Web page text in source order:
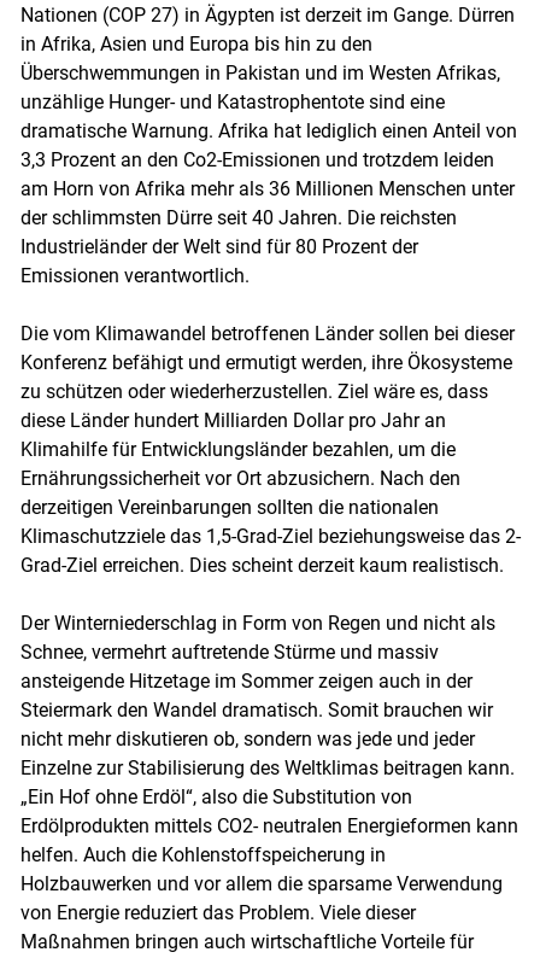
Skip to main content
Nationen (COP 27) in Ägypten ist derzeit im Gange. Dürren
in Afrika, Asien und Europa bis hin zu den
Überschwemmungen in Pakistan und im Westen Afrikas,
unzählige Hunger- und Katastrophentote sind eine
dramatische Warnung. Afrika hat lediglich einen Anteil von
3,3 Prozent an den Co2-Emissionen und trotzdem leiden
am Horn von Afrika mehr als 36 Millionen Menschen unter
der schlimmsten Dürre seit 40 Jahren. Die reichsten
Industrieländer der Welt sind für 80 Prozent der
Emissionen verantwortlich.
Die vom Klimawandel betroffenen Länder sollen bei dieser
Konferenz befähigt und ermutigt werden, ihre Ökosysteme
zu schützen oder wiederherzustellen. Ziel wäre es, dass
diese Länder hundert Milliarden Dollar pro Jahr an
Klimahilfe für Entwicklungsländer bezahlen, um die
Ernährungssicherheit vor Ort abzusichern. Nach den
derzeitigen Vereinbarungen sollten die nationalen
Klimaschutzziele das 1,5-Grad-Ziel beziehungsweise das 2-
Grad-Ziel erreichen. Dies scheint derzeit kaum realistisch.
Der Winterniederschlag in Form von Regen und nicht als
Schnee, vermehrt auftretende Stürme und massiv
ansteigende Hitzetage im Sommer zeigen auch in der
Steiermark den Wandel dramatisch. Somit brauchen wir
nicht mehr diskutieren ob, sondern was jede und jeder
Einzelne zur Stabilisierung des Weltklimas beitragen kann.
„Ein Hof ohne Erdöl“, also die Substitution von
Erdölprodukten mittels CO2- neutralen Energieformen kann
helfen. Auch die Kohlenstoffspeicherung in
Holzbauwerken und vor allem die sparsame Verwendung
von Energie reduziert das Problem. Viele dieser
Maßnahmen bringen auch wirtschaftliche Vorteile für